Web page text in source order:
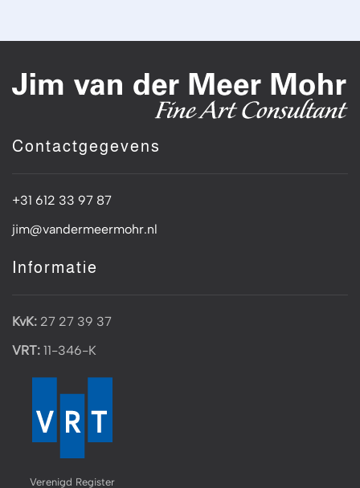
Contactgegevens
+31 612 33 97 87
jim@vandermeermohr.nl
Informatie
KvK: 27 27 39 37
VRT: 11-346-K
Verenigd Register